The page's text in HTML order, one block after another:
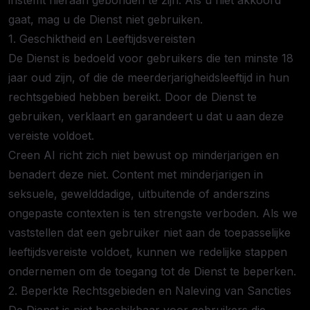
gaat, mag u de Dienst niet gebruiken.
1. Geschiktheid en Leeftijdsvereisten
De Dienst is bedoeld voor gebruikers die ten minste 18
jaar oud zijn, of die de meerderjarigheidsleeftijd in hun
rechtsgebied hebben bereikt. Door de Dienst te
gebruiken, verklaart en garandeert u dat u aan deze
vereiste voldoet.
Creen AI richt zich niet bewust op minderjarigen en
benadert deze niet. Content met minderjarigen in
seksuele, gewelddadige, uitbuitende of anderszins
ongepaste contexten is ten strengste verboden. Als we
vaststellen dat een gebruiker niet aan de toepasselijke
leeftijdsvereiste voldoet, kunnen we redelijke stappen
ondernemen om de toegang tot de Dienst te beperken.
2. Beperkte Rechtsgebieden en Naleving van Sancties